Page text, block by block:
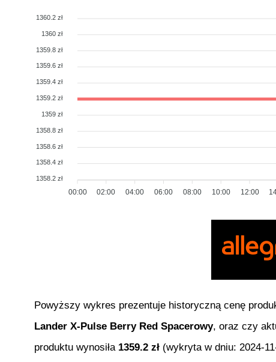
1360.2 zł
1360 zł
1359.8 zł
1359.6 zł
1359.4 zł
1359.2 zł
1359 zł
1358.8 zł
1358.6 zł
1358.4 zł
1358.2 zł
00:00 02:00 04:00 06:00 08:00 10:00 12:00
Powyższy wykres prezentuje historyczną cenę
Lander X-Pulse Berry Red Spacerowy, oraz czy
produktu wynosiła 1359.2 zł (wykryta w dniu: 2024-